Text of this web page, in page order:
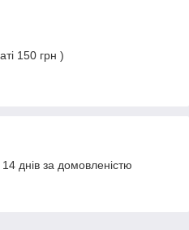
150 грн )
днів за домовленістю